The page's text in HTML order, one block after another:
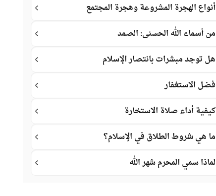
أنواع الهجرة المشروعة وهجرة المجتمع
من أسماء الله الحسنى: الصمد
هل توجد مبشرات بانتصار الإسلام
فضل الاستغفار
كيفية أداء صلاة الاستخارة
ما هي شروط الطلاق في الإسلام؟
لماذا سمي المحرم شهر الله